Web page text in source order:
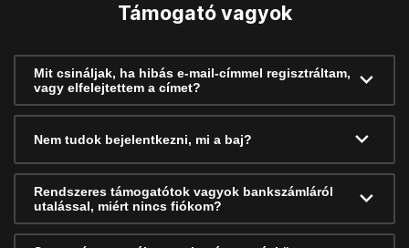
Támogató vagyok
Mit csináljak, ha hibás e-mail-címmel regisztráltam,
vagy elfelejtettem a címet?
Nem tudok bejelentkezni, mi a baj?
Rendszeres támogatótok vagyok bankszámláról
utalással, miért nincs fiókom?